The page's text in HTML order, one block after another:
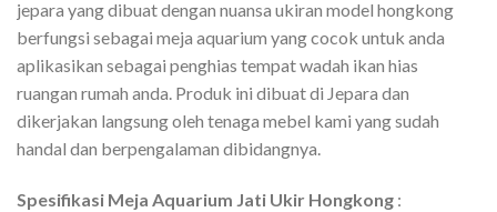
jepara yang dibuat dengan nuansa ukiran model hongkong
berfungsi sebagai meja aquarium yang cocok untuk anda
aplikasikan sebagai penghias tempat wadah ikan hias
ruangan rumah anda. Produk ini dibuat di Jepara dan
dikerjakan langsung oleh tenaga mebel kami yang sudah
handal dan berpengalaman dibidangnya.
Spesifikasi Meja Aquarium Jati Ukir Hongkong :